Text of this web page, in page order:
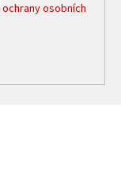
osobních